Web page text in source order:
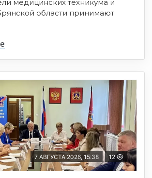
медицинских техникума и
области принимают
7 АВГУСТА 2026, 15:38 12